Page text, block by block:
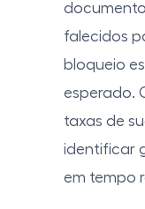
falecidos
bloqueio
esperado.
taxas de
identificar
em tempo